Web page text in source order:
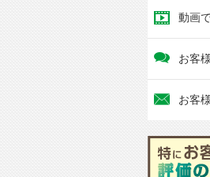
動画
お客
お客